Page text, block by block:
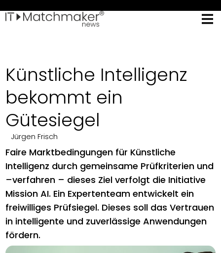
Künstliche Intelligenz
bekommt ein
Gütesiegel
Jürgen Frisch
Faire Marktbedingungen für Künstliche
Intelligenz durch gemeinsame Prüfkriterien und
–verfahren – dieses Ziel verfolgt die Initiative
Mission AI. Ein Expertenteam entwickelt ein
freiwilliges Prüfsiegel. Dieses soll das Vertrauen
in intelligente und zuverlässige Anwendungen
fördern.